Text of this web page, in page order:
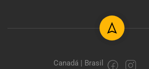
Canadá | Brasil